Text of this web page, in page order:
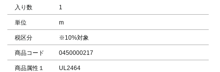
入り数 1
単位 m
税区分 ※10%対象
商品コード 0450000217
商品属性１ UL2464